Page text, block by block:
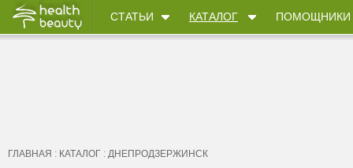
СТАТЬИ КАТАЛОГ ПОМОЩНИКИ
ГЛАВНАЯ : КАТАЛОГ : ДНЕПРОДЗЕРЖИНСК